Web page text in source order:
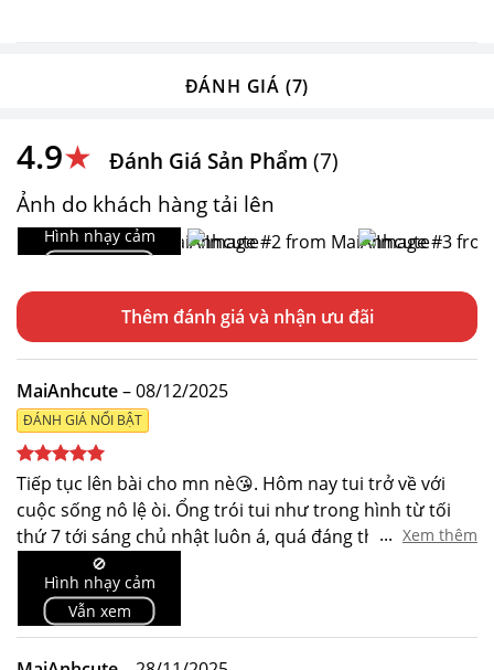
ĐÁNH GIÁ (7)
4.9★ Đánh Giá Sản Phẩm (7)
Ảnh do khách hàng tải lên
🚫
Hình nhạy cảm
Thêm đánh giá
MaiAnhcute–08/12/2025
ĐÁNH GIÁ NỔI BẬT
Được xếp
hạng
55
sao
Tiếp tục lên bài cho mn nè😘. Hôm nay tui trở về với
cuộc sống nô lệ òi. Ổng trói tui như trong hình từ tối
thứ 7 tới sáng chủ nhật luôn á, quá đáng thiệt sự, k biết
có phải trả thù hay khom mà ổng hành hạ tui dữ lắm.
Ổng trói tui cực kì chặt, r đeo cho tui mũ trùm đầu với
ball gag như hình á rồi treo tui đứng trước cửa sổ cả
tiếng, có phản quang nên không ai thấy được còn
... Xem thêm
🚫
Hình nhạy cảm
Vẫn xem